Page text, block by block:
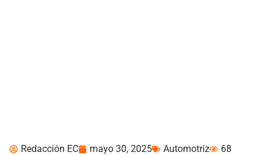
Redacción EC mayo 30, 2025 Automotriz 68